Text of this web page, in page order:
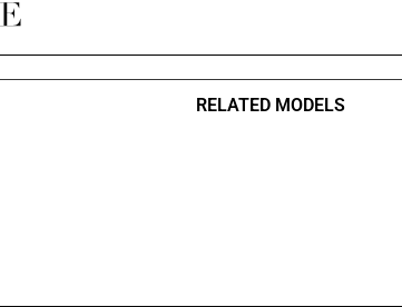
RELATED MODELS